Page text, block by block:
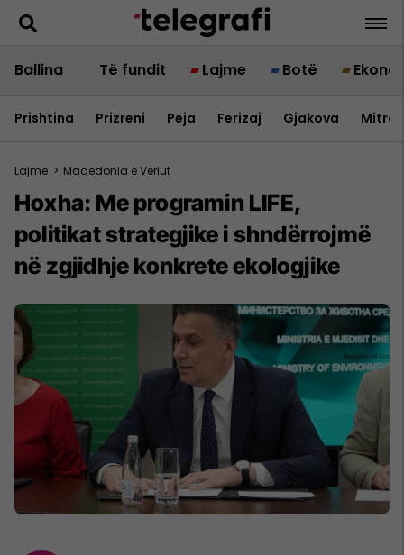
Ballina Të fundit Lajme Botë
Prishtina Prizreni Peja Ferizaj Gjakova
Lajme > Maqedonia e Veriut
Hoxha: Me programin LIFE,
politikat strategjike i shndërrojmë
në zgjidhje konkrete ekologjike